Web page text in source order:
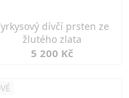
dívčí prsten ze
žlutého zlata
5 200 Kč